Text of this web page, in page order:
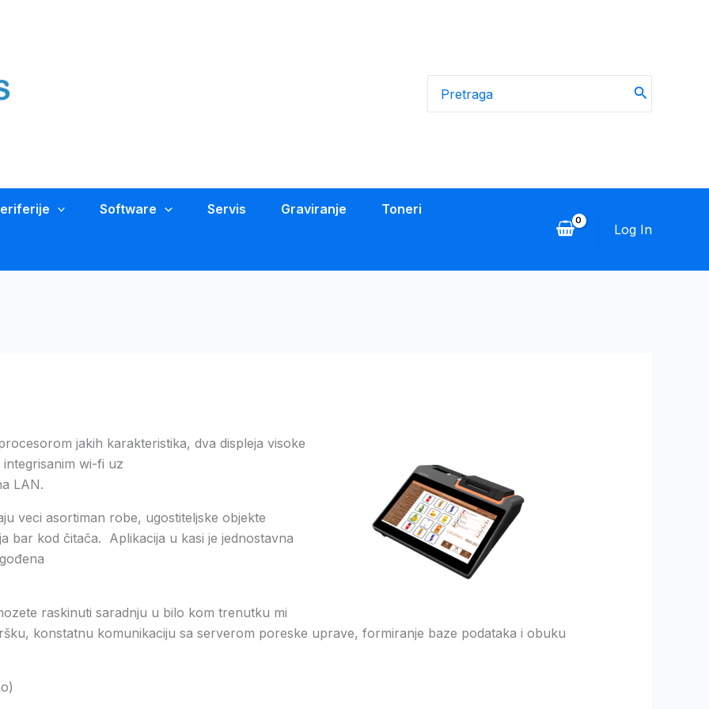
for:
Software Servis Graviranje Toneri
Log In
jakih karakteristika, dva displeja visoke
wi-fi uz
LAN.
veci asortiman robe, ugostiteljske objekte
bar kod čitača. Aplikacija u kasi je jednostavna
raskinuti saradnju u bilo kom trenutku mi
konstatnu komunikaciju sa serverom poreske uprave, formiranje baze podataka i obuku